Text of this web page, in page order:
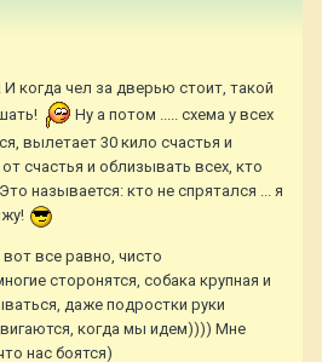
когда чел за дверью стоит, такой
Ну а потом ..... схема у всех
вылетает 30 кило счастья и
счастья и облизывать всех, кто
называется: кто не спрятался ... я
все равно, чисто
сторонятся, собака крупная и
даже подростки руки
когда мы идем)))) Мне
нас боятся)